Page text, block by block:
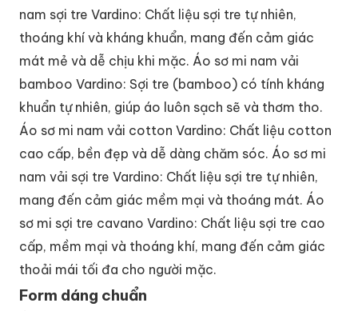
nam sợi tre Vardino: Chất liệu sợi tre tự nhiên,
thoáng khí và kháng khuẩn, mang đến cảm giác
mát mẻ và dễ chịu khi mặc. Áo sơ mi nam vải
bamboo Vardino: Sợi tre (bamboo) có tính kháng
khuẩn tự nhiên, giúp áo luôn sạch sẽ và thơm tho.
Áo sơ mi nam vải cotton Vardino: Chất liệu cotton
cao cấp, bền đẹp và dễ dàng chăm sóc. Áo sơ mi
nam vải sợi tre Vardino: Chất liệu sợi tre tự nhiên,
mang đến cảm giác mềm mại và thoáng mát. Áo
sơ mi sợi tre cavano Vardino: Chất liệu sợi tre cao
cấp, mềm mại và thoáng khí, mang đến cảm giác
thoải mái tối đa cho người mặc.
Form dáng chuẩn